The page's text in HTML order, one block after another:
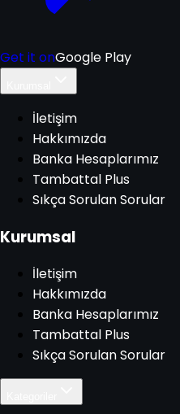
Get it onGoogle Play
İletişim
Hakkımızda
Banka Hesaplarımız
Tambattal Plus
Sıkça Sorulan Sorular
Kurumsal
İletişim
Hakkımızda
Banka Hesaplarımız
Tambattal Plus
Sıkça Sorulan Sorular